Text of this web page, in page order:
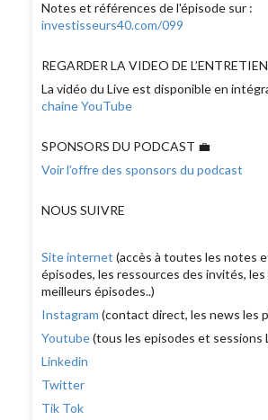
Notes et références de l'épisode sur :
investisseurs40.com/099
REGARDER LA VIDEO DE L’ENTRETIEN
La vidéo du Live est disponible en
chaine YouTube
SPONSORS DU PODCAST 💼
Voir l’offre des sponsors du podcast
NOUS SUIVRE
Site internet (accès à toutes les notes
épisodes, les ressources des invités,
meilleurs épisodes..)
Instagram (contact direct, les news les
Youtube(tous les episodes et sessions
Linkedin
Twitter
Tik Tok